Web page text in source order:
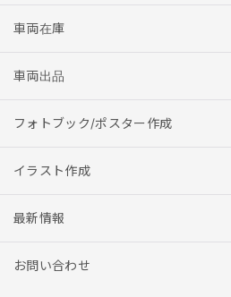
車両在庫
車両出品
フォトブック/ポスター作成
イラスト作成
最新情報
お問い合わせ